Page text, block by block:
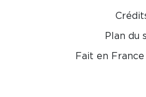
Plan du
Fait en